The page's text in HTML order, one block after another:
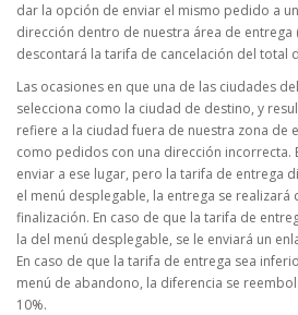
dar la opción de enviar el mismo pedido a
dirección dentro de nuestra área de entrega
descontará la tarifa de cancelación del total
Las ocasiones en que una de las ciudades
selecciona como la ciudad de destino, y
refiere a la ciudad fuera de nuestra zona de
como pedidos con una dirección incorrecta.
enviar a ese lugar, pero la tarifa de entrega
el menú desplegable, la entrega se realizará
finalización. En caso de que la tarifa de
la del menú desplegable, se le enviará un
En caso de que la tarifa de entrega sea
menú de abandono, la diferencia se
10%.